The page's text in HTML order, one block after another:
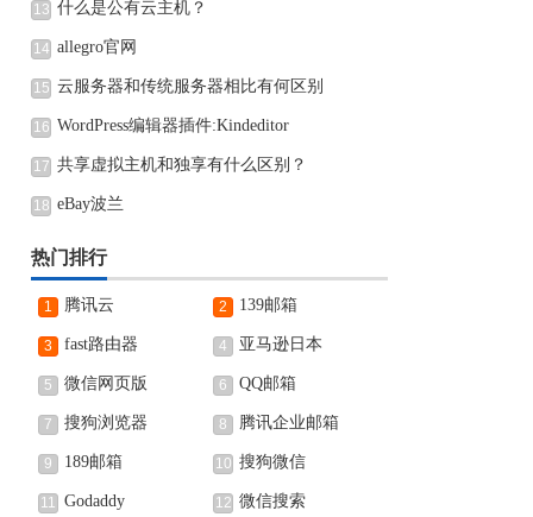
13 什么是公有云主机？
14 allegro官网
15 云服务器和传统服务器相比有何区别
16 WordPress编辑器插件:Kindeditor
17 共享虚拟主机和独享有什么区别？
18 eBay波兰
热门排行
1 腾讯云 2 139邮箱
3 fast路由器 4 亚马逊日本
5 微信网页版 6 QQ邮箱
7 搜狗浏览器 8 腾讯企业邮箱
9 189邮箱 10 搜狗微信
11 Godaddy 12 微信搜索